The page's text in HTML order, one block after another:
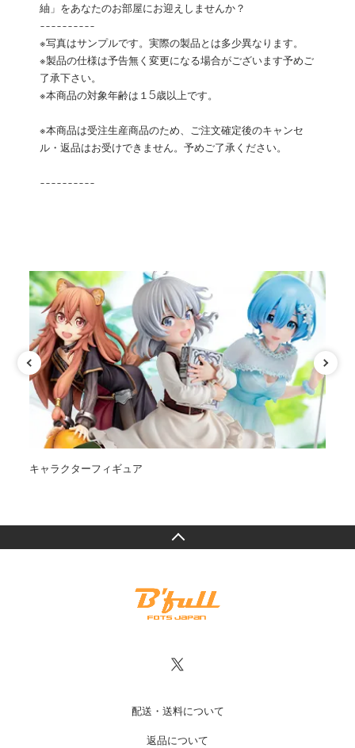
紬」をあなたのお部屋にお迎えしませんか？
----------
※写真はサンプルです。実際の製品とは多少異なります。
※製品の仕様は予告無く変更になる場合がございます予めご
了承下さい。
※本商品の対象年齢は１5歳以上です。
※本商品は受注生産商品のため、ご注文確定後のキャンセ
ル・返品はお受けできません。予めご了承ください。
----------
カテゴリ
キャラクターフィギュア
配送・送料について
返品について